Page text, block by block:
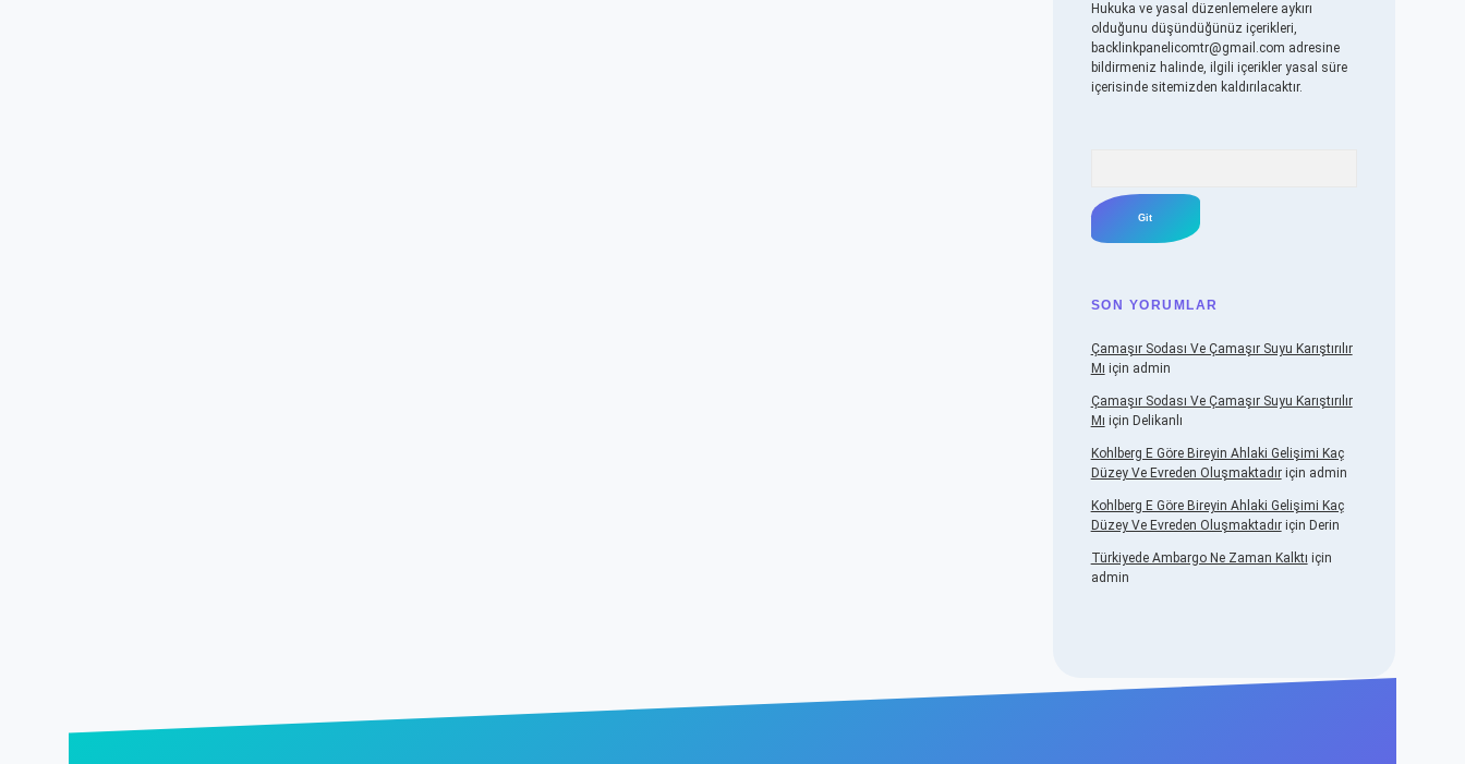
Hukuka ve yasal düzenlemelere aykırı
olduğunu düşündüğünüz içerikleri,
backlinkpanelicomtr@gmail.com adresine
bildirmeniz halinde, ilgili içerikler yasal süre
içerisinde sitemizden kaldırılacaktır.
SON YORUMLAR
Çamaşır Sodası Ve Çamaşır Suyu Karıştırılır
Mı için admin
Çamaşır Sodası Ve Çamaşır Suyu Karıştırılır
Mı için Delikanlı
Kohlberg E Göre Bireyin Ahlaki Gelişimi Kaç
Düzey Ve Evreden Oluşmaktadıriçin admin
Kohlberg E Göre Bireyin Ahlaki Gelişimi Kaç
Düzey Ve Evreden Oluşmaktadıriçin Derin
Türkiyede Ambargo Ne Zaman Kalktı için
admin